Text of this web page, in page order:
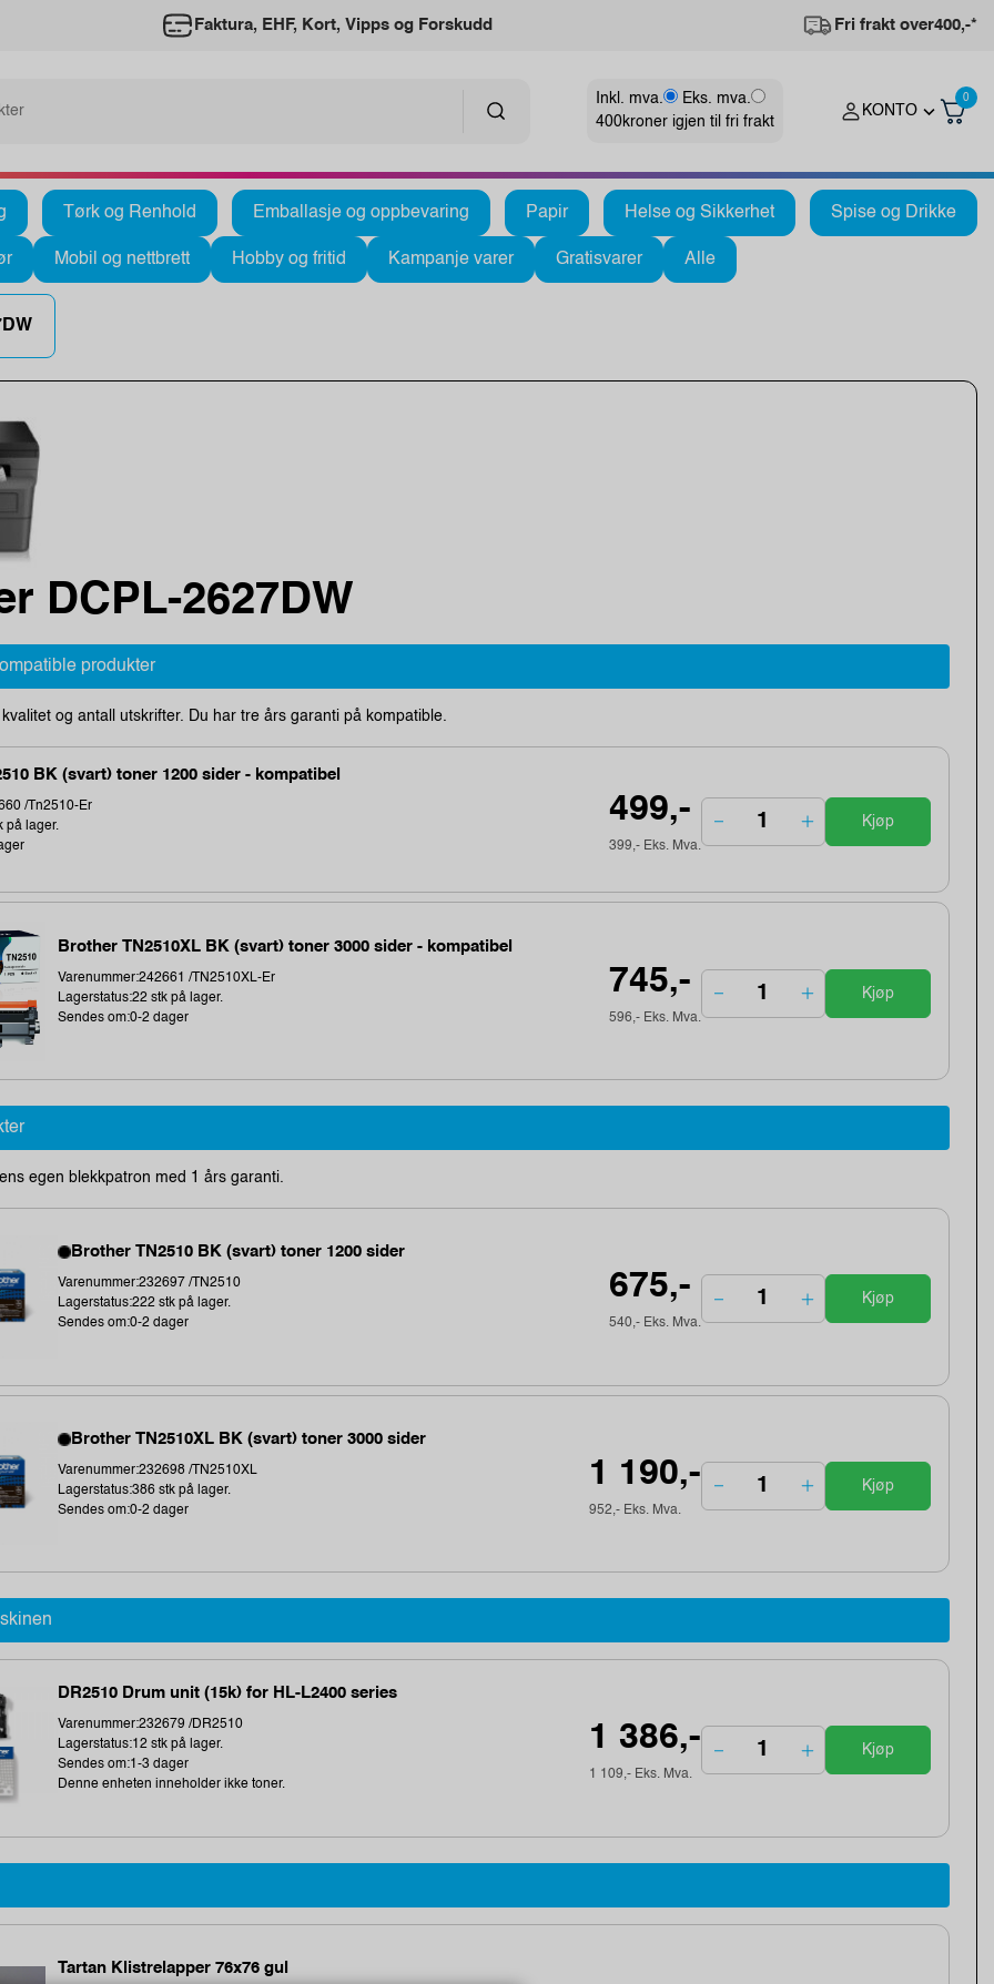
Faktura, EHF, Kort, Vipps og Forskudd Fri frakt over400,-*
Inkl. mva.
Eks. mva.
400kroner igjen til fri frakt
KONTO
0
Tørk og Renhold Emballasje og oppbevaring Papir Helse og Sikkerhet Spise og Drikke
Mobil og nettbrett Hobby og fritid Kampanje varer Gratisvarer Alle
DCPL-2627DW
produkter
og antall utskrifter. Du har tre års garanti på kompatible.
BK (svart) toner 1200 sider - kompatibel
/Tn2510-Er
på lager.
499,-
399,- Eks. Mva.
Kjøp
Brother TN2510XL BK (svart) toner 3000 sider - kompatibel
Varenummer:242661 /TN2510XL-Er
Lagerstatus:22 stk på lager.
Sendes om:0-2 dager
745,-
596,- Eks. Mva.
Kjøp
egen blekkpatron med 1 års garanti.
Brother TN2510 BK (svart) toner 1200 sider
Varenummer:232697 /TN2510
Lagerstatus:222 stk på lager.
Sendes om:0-2 dager
675,-
540,- Eks. Mva.
Kjøp
Brother TN2510XL BK (svart) toner 3000 sider
Varenummer:232698 /TN2510XL
Lagerstatus:386 stk på lager.
Sendes om:0-2 dager
1 190,-
952,- Eks. Mva.
Kjøp
DR2510 Drum unit (15k) for HL-L2400 series
Varenummer:232679 /DR2510
Lagerstatus:12 stk på lager.
Sendes om:1-3 dager
Denne enheten inneholder ikke toner.
1 386,-
1 109,- Eks. Mva.
Kjøp
Tartan Klistrelapper 76x76 gul